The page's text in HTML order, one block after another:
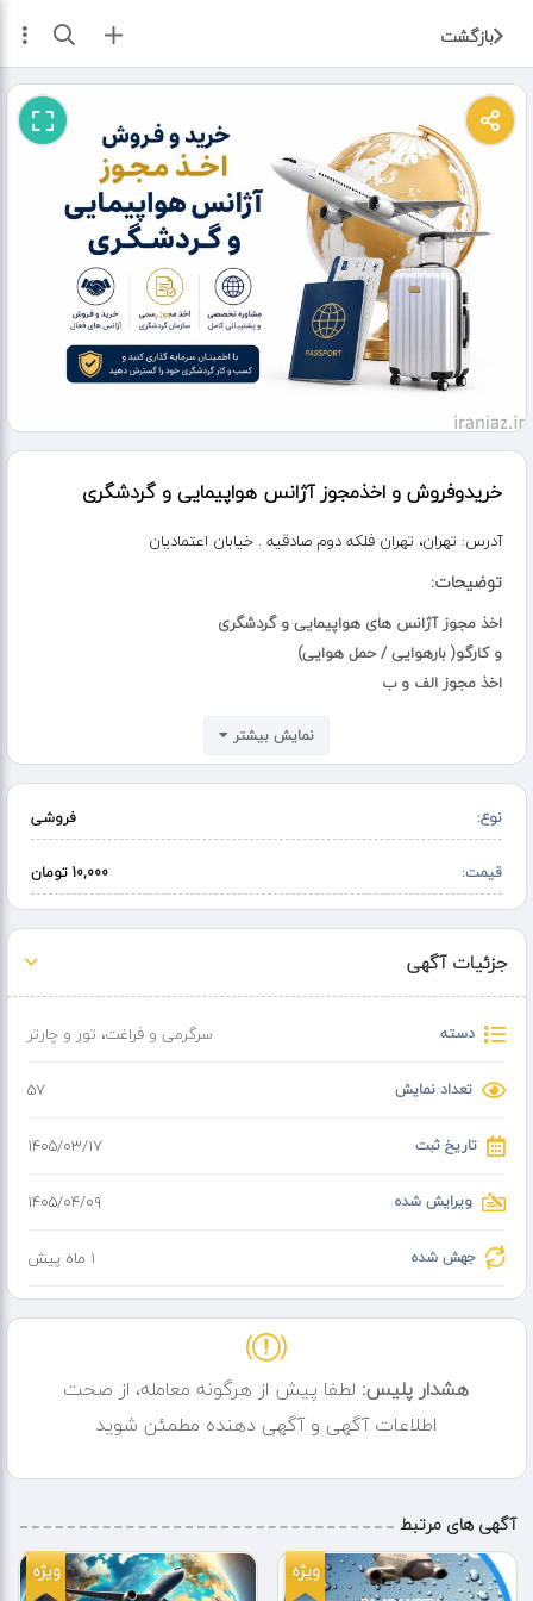
بازگشت ثبت آگهی
خریدوفروش و اخذمجوز آژانس هواپیمایی و گردشگری
آدرس: تهران، تهران فلکه دوم صادقیه . خیابان اعتمادیان
توضیحات:
اخذ مجوز آژانس های هواپیمایی و گردشگری
و کارگو( بارهوایی / حمل هوایی)
اخذ مجوز الف و ب
تغییر مدیر عامل . تمدید مجوز فعالیت . رفع تعلیق و احیا مجوز . تغییر
حقیقی به حقوقی
گودرزی
نمایش بیشتر
نوع: فروشی
قیمت: 10,000 تومان
جزئیات آگهی
دسته سرگرمی و فراغت، تور و چارتر
تعداد نمایش 57
تاریخ ثبت ۱۴۰۵/۰۳/۱۷
ویرایش شده ۱۴۰۵/۰۴/۰۹
جهش شده 1 ماه پیش
هشدار پلیس: لطفا پیش از هرگونه معامله، از صحت
اطلاعات آگهی و آگهی دهنده مطمئن شوید
آگهی های مرتبط
ویژه
ویژه